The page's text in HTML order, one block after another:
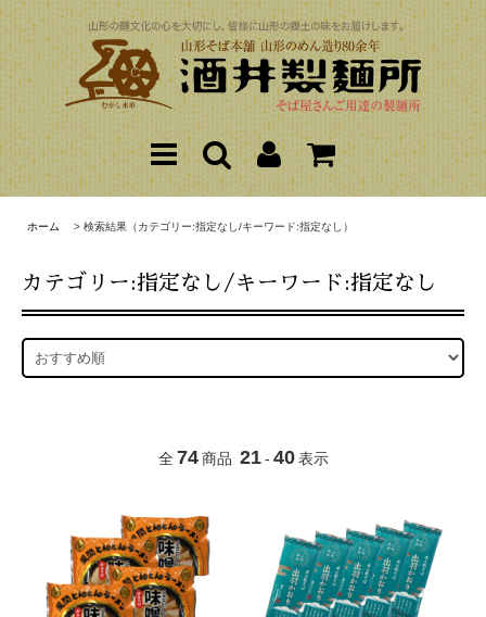
ホーム > 検索結果（カテゴリー:指定なし/キーワード:指定なし）
カテゴリー:指定なし/キーワード:指定なし
全 74 商品 21 - 40 表示